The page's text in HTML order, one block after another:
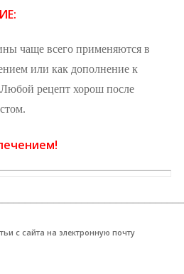
чаще всего применяются в
или как дополнение к
рецепт хорош после
с сайта на электронную почту